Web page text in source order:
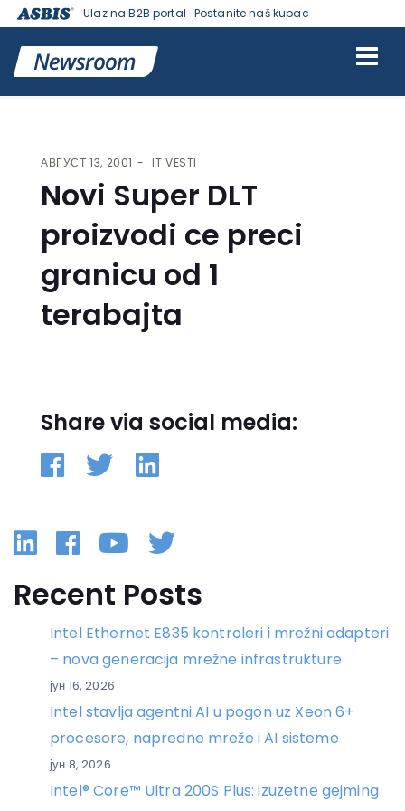
Ulaz na B2B portal Postanite naš kupac
PRECI GRANICU OD 1 TERABAJTA
АВГУСТ 13, 2001 IT VESTI
Novi Super DLT
proizvodi ce preci
granicu od 1
terabajta
Share via social media:
Linkedin
Facebook
YouTube
Twitter
Recent Posts
Intel Ethernet E835 kontroleri i mrežni adapteri
– nova generacija mrežne infrastrukture
јун 16, 2026
Intel stavlja agentni AI u pogon uz Xeon 6+
procesore, napredne mreže i AI sisteme
јун 8, 2026
Intel® Core™ Ultra 200S Plus: izuzetne gejming